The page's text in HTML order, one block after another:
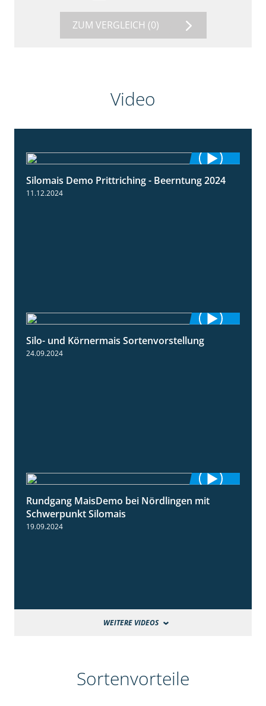
ZUM VERGLEICH (0)
Video
12:28
Silomais Demo Prittriching - Beerntung 2024
11.12.2024
4:26
Silo- und Körnermais Sortenvorstellung
24.09.2024
10:51
Rundgang MaisDemo bei Nördlingen mit
Schwerpunkt Silomais
19.09.2024
WEITERE VIDEOS
Sortenvorteile